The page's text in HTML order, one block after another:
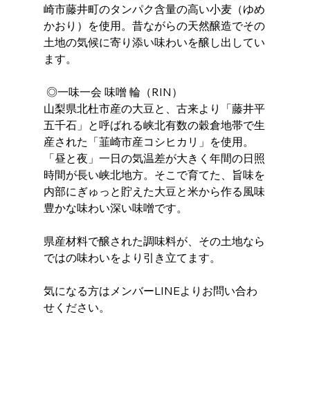
崎市藤井町のタンパク含量の高い小麦（ゆめ
かおり）を使用。昔ながらの天然醸造でその
土地の気候に寄り添い味わいを醸し出してい
ます。
◎一味一会 味噌 輪（RIN）
山梨県北杜市産の大豆と、古来より「藤井平
五千石」と呼ばれる峡北有数の穀倉地帯で生
産された「韮崎市産コシヒカリ」を使用。
「昼と夜」一日の気温差が大きく年間の日照
時間が長い峡北地方。そこで育てた、旨味を
内部にぎゅっと貯えた大豆と米から作る風味
豊かな味わい深い味噌です。
県産材料で醸された調味料が、その土地なら
ではの味わいをより引き立てます。
気になる方はメンバーLINEよりお問い合わ
せください。